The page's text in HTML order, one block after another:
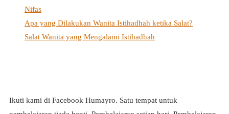
Nifas
Apa yang Dilakukan Wanita Istihadhah ketika Salat?
Salat Wanita yang Mengalami Istihadhah
Ikuti kami di Facebook Humayro. Satu tempat untuk